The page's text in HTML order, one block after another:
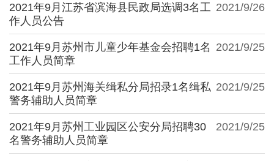
2021/9/26
2021年9月江苏省滨海县民政局选调3名工
作人员公告
2021/9/25
2021年9月苏州市儿童少年基金会招聘1名
工作人员简章
2021/9/25
2021年9月苏州海关缉私分局招录1名缉私
警务辅助人员简章
2021/9/25
2021年9月苏州工业园区公安分局招聘30
名警务辅助人员简章